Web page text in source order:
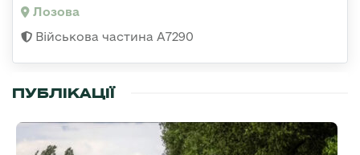
Лозова
Військова частина А7290
ПУБЛІКАЦІЇ